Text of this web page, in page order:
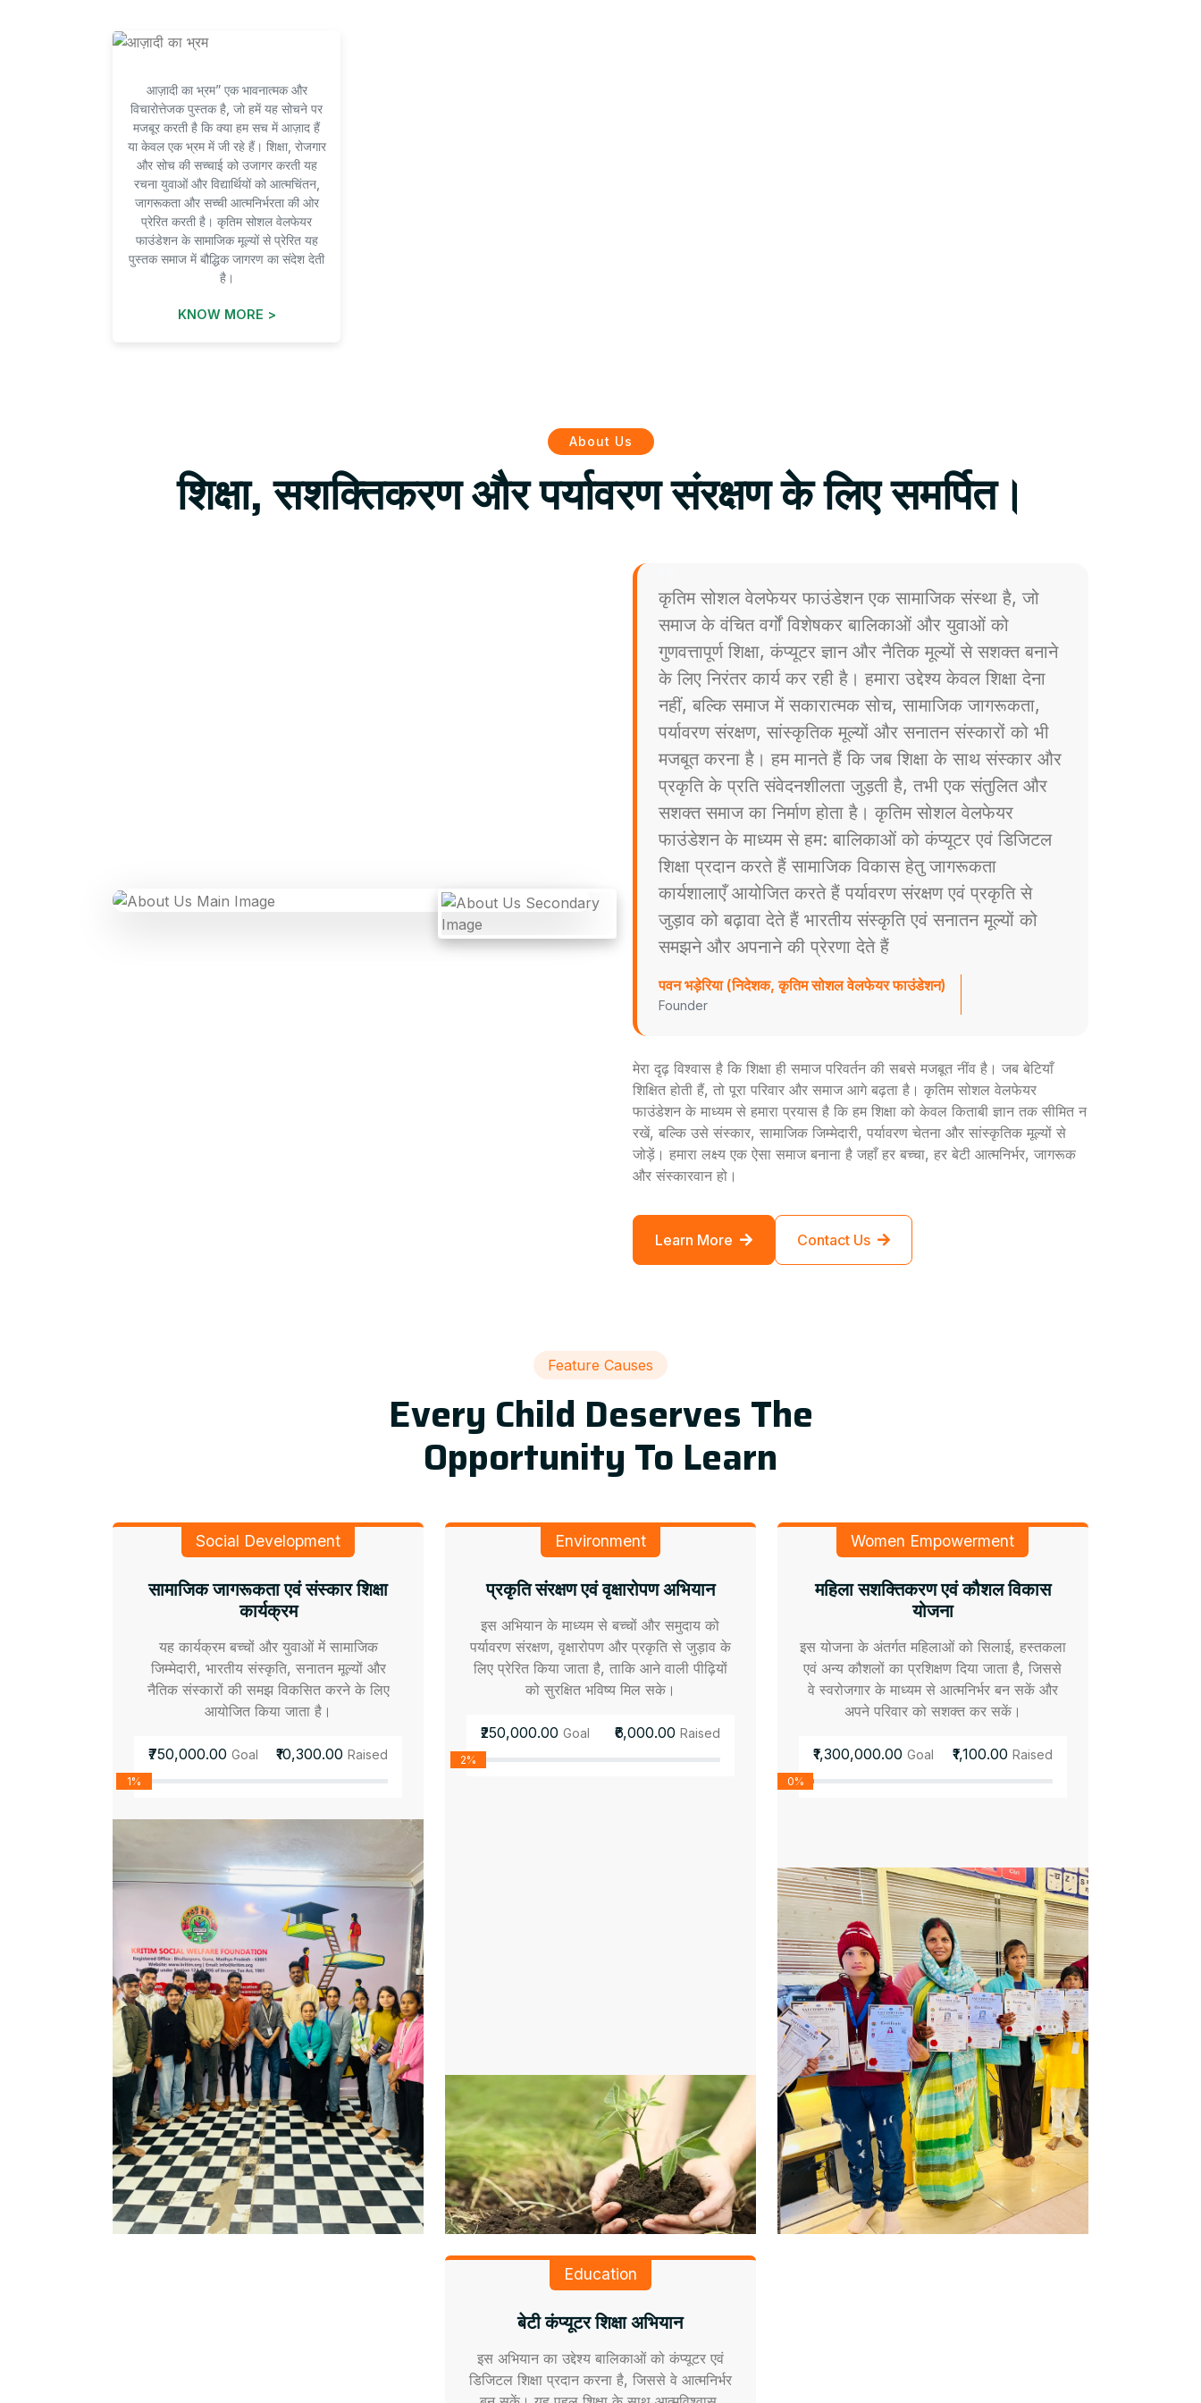
आज़ादी का भ्रम” एक भावनात्मक और
विचारोत्तेजक पुस्तक है, जो हमें यह सोचने पर
मजबूर करती है कि क्या हम सच में आज़ाद हैं
या केवल एक भ्रम में जी रहे हैं। शिक्षा, रोजगार
और सोच की सच्चाई को उजागर करती यह
रचना युवाओं और विद्यार्थियों को आत्मचिंतन,
जागरूकता और सच्ची आत्मनिर्भरता की ओर
प्रेरित करती है। कृतिम सोशल वेलफेयर
फाउंडेशन के सामाजिक मूल्यों से प्रेरित यह
पुस्तक समाज में बौद्धिक जागरण का संदेश देती
है।
KNOW MORE >
About Us
शिक्षा, सशक्तिकरण और पर्यावरण संरक्षण के लिए समर्पित।
कृतिम सोशल वेलफेयर फाउंडेशन एक सामाजिक संस्था है, जो
समाज के वंचित वर्गों विशेषकर बालिकाओं और युवाओं को
गुणवत्तापूर्ण शिक्षा, कंप्यूटर ज्ञान और नैतिक मूल्यों से सशक्त बनाने
के लिए निरंतर कार्य कर रही है। हमारा उद्देश्य केवल शिक्षा देना
नहीं, बल्कि समाज में सकारात्मक सोच, सामाजिक जागरूकता,
पर्यावरण संरक्षण, सांस्कृतिक मूल्यों और सनातन संस्कारों को भी
मजबूत करना है। हम मानते हैं कि जब शिक्षा के साथ संस्कार और
प्रकृति के प्रति संवेदनशीलता जुड़ती है, तभी एक संतुलित और
सशक्त समाज का निर्माण होता है। कृतिम सोशल वेलफेयर
फाउंडेशन के माध्यम से हम: बालिकाओं को कंप्यूटर एवं डिजिटल
शिक्षा प्रदान करते हैं सामाजिक विकास हेतु जागरूकता
कार्यशालाएँ आयोजित करते हैं पर्यावरण संरक्षण एवं प्रकृति से
जुड़ाव को बढ़ावा देते हैं भारतीय संस्कृति एवं सनातन मूल्यों को
समझने और अपनाने की प्रेरणा देते हैं
पवन भड़ेरिया (निदेशक, कृतिम सोशल वेलफेयर फाउंडेशन)
Founder
मेरा दृढ़ विश्वास है कि शिक्षा ही समाज परिवर्तन की सबसे मजबूत नींव है। जब बेटियाँ
शिक्षित होती हैं, तो पूरा परिवार और समाज आगे बढ़ता है। कृतिम सोशल वेलफेयर
फाउंडेशन के माध्यम से हमारा प्रयास है कि हम शिक्षा को केवल किताबी ज्ञान तक सीमित न
रखें, बल्कि उसे संस्कार, सामाजिक जिम्मेदारी, पर्यावरण चेतना और सांस्कृतिक मूल्यों से
जोड़ें। हमारा लक्ष्य एक ऐसा समाज बनाना है जहाँ हर बच्चा, हर बेटी आत्मनिर्भर, जागरूक
और संस्कारवान हो।
Learn More Contact Us
Feature Causes
Every Child Deserves The
Opportunity To Learn
Social Development
सामाजिक जागरूकता एवं संस्कार शिक्षा
कार्यक्रम
यह कार्यक्रम बच्चों और युवाओं में सामाजिक
जिम्मेदारी, भारतीय संस्कृति, सनातन मूल्यों और
नैतिक संस्कारों की समझ विकसित करने के लिए
आयोजित किया जाता है।
₹750,000.00Goal ₹10,300.00 Raised
1%
Environment
प्रकृति संरक्षण एवं वृक्षारोपण अभियान
इस अभियान के माध्यम से बच्चों और समुदाय को
पर्यावरण संरक्षण, वृक्षारोपण और प्रकृति से जुड़ाव के
लिए प्रेरित किया जाता है, ताकि आने वाली पीढ़ियों
को सुरक्षित भविष्य मिल सके।
₹250,000.00 Goal ₹6,000.00 Raised
2%
Women Empowerment
महिला सशक्तिकरण एवं कौशल विकास
योजना
इस योजना के अंतर्गत महिलाओं को सिलाई, हस्तकला
एवं अन्य कौशलों का प्रशिक्षण दिया जाता है, जिससे
वे स्वरोजगार के माध्यम से आत्मनिर्भर बन सकें और
अपने परिवार को सशक्त कर सकें।
₹1,300,000.00 Goal ₹1,100.00 Raised
0%
Education
बेटी कंप्यूटर शिक्षा अभियान
इस अभियान का उद्देश्य बालिकाओं को कंप्यूटर एवं
डिजिटल शिक्षा प्रदान करना है, जिससे वे आत्मनिर्भर